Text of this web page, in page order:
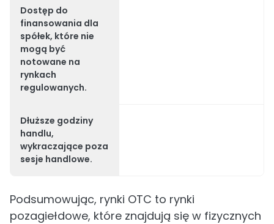
Dostęp do
finansowania dla
spółek, które nie
mogą być
notowane na
rynkach
regulowanych.
Dłuższe godziny
handlu,
wykraczające poza
sesje handlowe.
Podsumowując, rynki OTC to rynki
pozagiełdowe, które znajdują się w fizycznych